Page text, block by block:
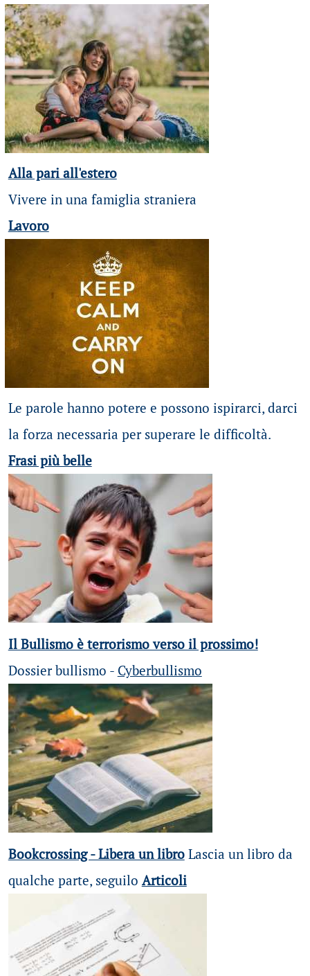
Alla pari all'estero
Vivere in una famiglia straniera
Lavoro
Le parole hanno potere e possono ispirarci, darci
la forza necessaria per superare le difficoltà.
Frasi più belle
Il Bullismo è terrorismo verso il prossimo!
Dossier bullismo - Cyberbullismo
Bookcrossing - Libera un libroLascia un libro da
qualche parte, seguilo Articoli